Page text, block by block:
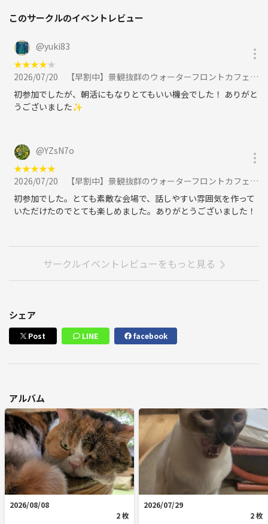
このサークルのイベントレビュー
@yuki83
★★★★★
2026/07/20
【早割中】景観抜群のウォーターフロントカフェに行こう🌹🌹に参加
初参加でしたが、朝活にもなりとてもいい機会でした！ ありがと
うございました✨
@YZsN7o
★★★★★
2026/07/20
【早割中】景観抜群のウォーターフロントカフェに行こう🌹🌹に参加
初参加でした。とても素敵な会場で、話しやすい雰囲気を作って
いただけたのでとても楽しめました。ありがとうございました！
サークルイベントレビューをもっと見る
シェア
Post LINE facebook
アルバム
2026/08/08
2 枚
2026/07/29
2 枚